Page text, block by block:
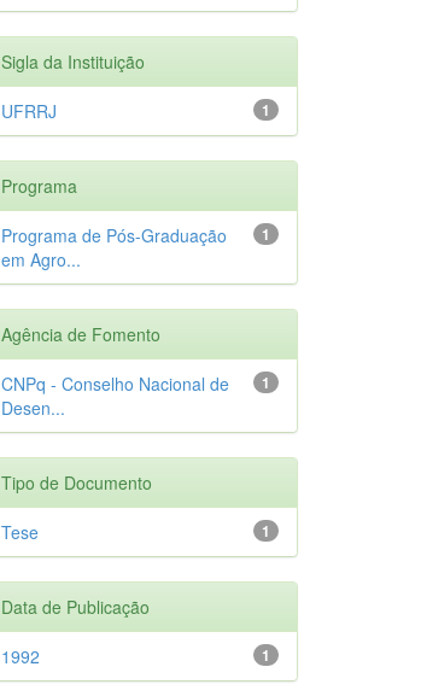
Sigla da Instituição
1
UFRRJ
Programa
1
Programa de Pós-Graduação
em Agro...
Agência de Fomento
1
CNPq - Conselho Nacional de
Desen...
Tipo de Documento
1
Tese
Data de Publicação
1
1992